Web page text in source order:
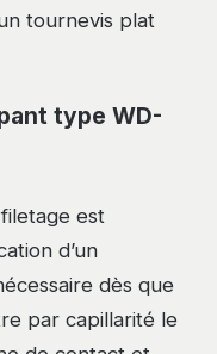
tournevis plat
type WD-
est
d’un
dès que
par capillarité le